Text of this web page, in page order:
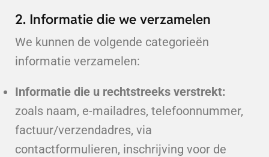
2. Informatie die we verzamelen
We kunnen de volgende categorieën
informatie verzamelen:
Informatie die u rechtstreeks verstrekt:
zoals naam, e-mailadres, telefoonnummer,
factuur/verzendadres, via
contactformulieren, inschrijving voor de